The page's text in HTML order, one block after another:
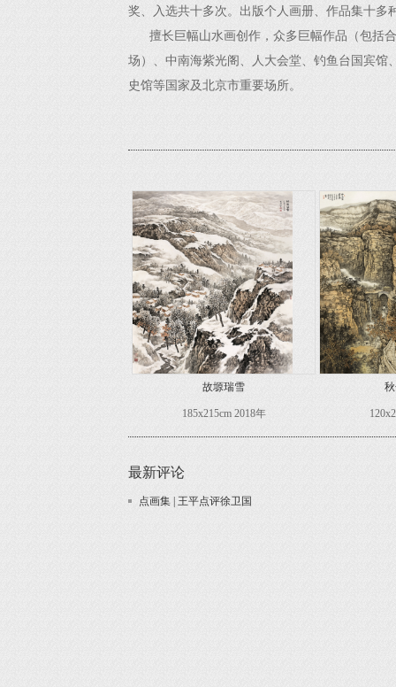
奖、入选共十多次。出版个人画册、作品集十多
擅长巨幅山水画创作，众多巨幅作品（包括
场）、中南海紫光阁、人大会堂、钓鱼台国宾馆
史馆等国家及北京市重要场所。
故塬瑞雪
185x215cm 2018年
最新评论
点画集 | 王平点评徐卫国